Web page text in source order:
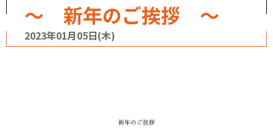
～ 新年のご挨拶 ～
2023年01月05日(木)